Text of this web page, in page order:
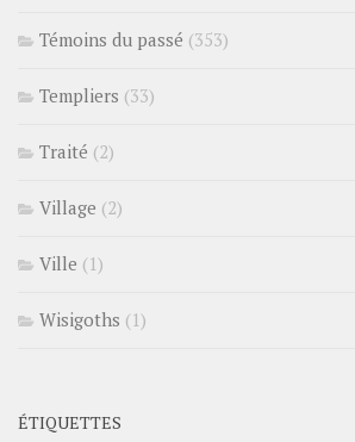
Témoins du passé (353)
Templiers (33)
Traité (2)
Village (2)
Ville (1)
Wisigoths (1)
ÉTIQUETTES